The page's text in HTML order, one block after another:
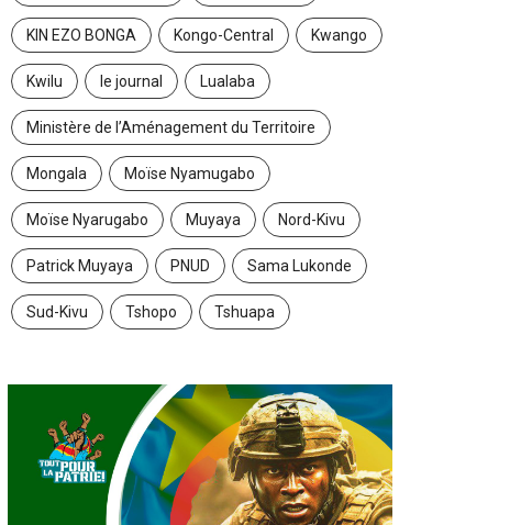
KIN EZO BONGA Kongo-Central Kwango
Kwilu le journal Lualaba
Ministère de l’Aménagement du Territoire
Mongala Moïse Nyamugabo
Moïse Nyarugabo Muyaya Nord-Kivu
Patrick Muyaya PNUD Sama Lukonde
Sud-Kivu Tshopo Tshuapa